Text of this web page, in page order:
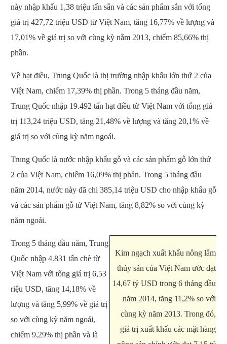
này nhập khẩu 1,38 triệu tấn sắn và các sản phẩm sắn với tổng
giá trị 427,72 triệu USD từ Việt Nam, tăng 16,77% về lượng và
17,01% về giá trị so với cùng kỳ nằm 2013, chiếm 85,66% thị
phần.
Về hạt điều, Trung Quốc là thị trường nhập khẩu lớn thứ 2 của
Việt Nam, chiếm 17,39% thị phần. Trong 5 tháng đầu năm,
Trung Quốc nhập 19.492 tấn hạt điều từ Việt Nam với tổng giá
trị 113,24 triệu USD, tăng 21,48% về lượng và tăng 20,1% về
giá trị so với cùng kỳ năm ngoái.
Trung Quốc là nước nhập khẩu gỗ và các sản phẩm gỗ lớn thứ
2 của Việt Nam, chiếm 16,09% thị phần. Trong 5 tháng đầu
năm 2014, nước này đã chi 385,14 triệu USD cho nhập khẩu gỗ
và các sản phẩm gỗ từ Việt Nam, tăng 8,82% so với cùng kỳ
năm ngoái.
Kim ngạch xuất khẩu nông lâm
thủy sản của Việt Nam ước đạt
14,67 tỷ USD trong 6 tháng đầu
năm 2014, tăng 11,2% so với
cùng kỳ năm 2013. Trong đó,
giá trị xuất khẩu các mặt hàng
Trong 5 tháng đầu năm, Trung
Quốc nhập 4.831 tấn chè từ
Việt Nam với tổng giá trị 6,53
riệu USD, tăng 14,18% về
lượng và tăng 5,99% về giá trị
so với cùng kỳ năm ngoái,
chiếm 9,29% thị phần và là